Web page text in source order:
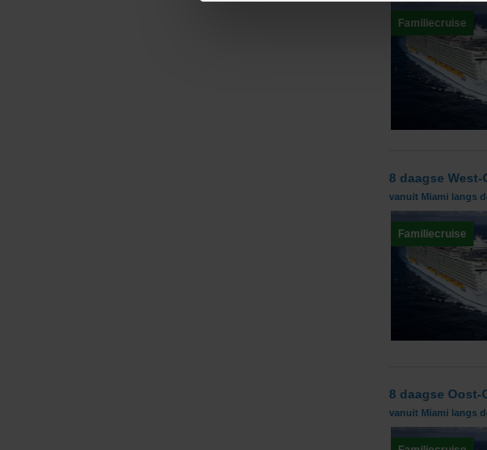
Familiecruise
8 daagse
vanuit Miami langs
Familiecruise
8 daagse Oost-
vanuit Miami langs